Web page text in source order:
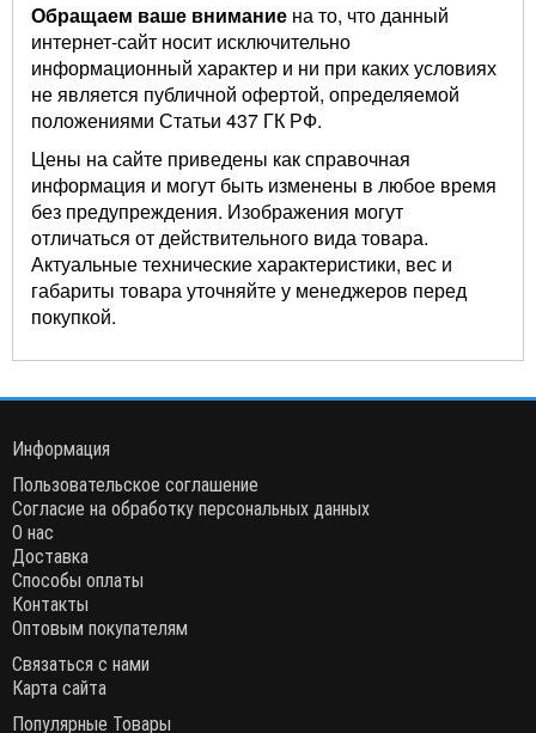
Обращаем ваше внимание на то, что данный
интернет-сайт носит исключительно
информационный характер и ни при каких условиях
не является публичной офертой, определяемой
положениями Статьи 437 ГК РФ.
Цены на сайте приведены как справочная
информация и могут быть изменены в любое время
без предупреждения. Изображения могут
отличаться от действительного вида товара.
Актуальные технические характеристики, вес и
габариты товара уточняйте у менеджеров перед
покупкой.
Информация
Пользовательское соглашение
Согласие на обработку персональных данных
О нас
Доставка
Способы оплаты
Контакты
Оптовым покупателям
Связаться с нами
Карта сайта
Популярные Товары